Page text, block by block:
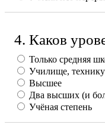
4. Каков
Только средняя
Училище,
Высшее
Два высших (и
Учёная степень